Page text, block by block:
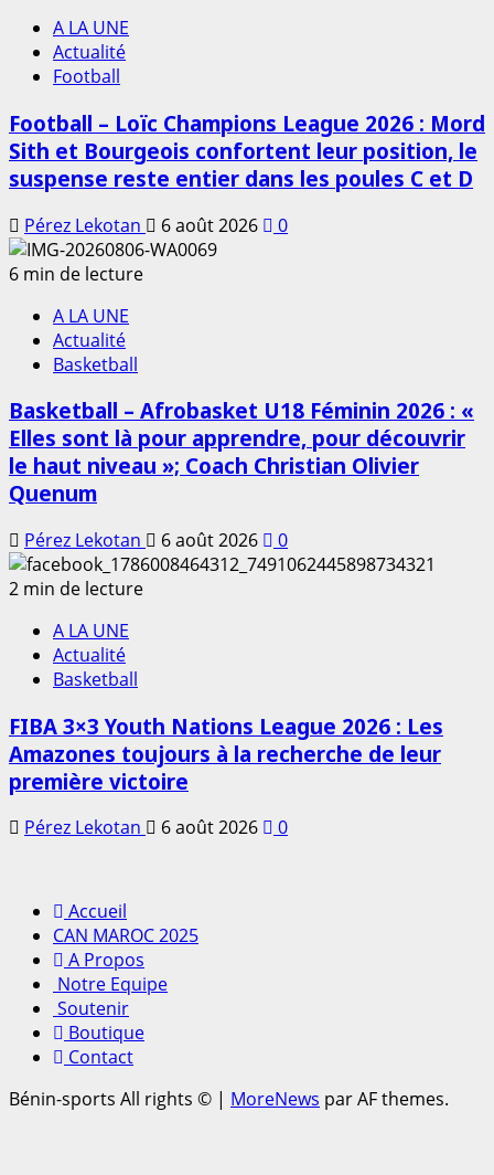
A LA UNE
Actualité
Football
Football – Loïc Champions League 2026 : Mord
Sith et Bourgeois confortent leur position, le
suspense reste entier dans les poules C et D
Pérez Lekotan 6 août 2026
0
6 min de lecture
A LA UNE
Actualité
Basketball
Basketball – Afrobasket U18 Féminin 2026 : «
Elles sont là pour apprendre, pour découvrir
le haut niveau »; Coach Christian Olivier
Quenum
Pérez Lekotan 6 août 2026
0
2 min de lecture
A LA UNE
Actualité
Basketball
FIBA 3×3 Youth Nations League 2026 : Les
Amazones toujours à la recherche de leur
première victoire
Pérez Lekotan 6 août 2026 0
Accueil
CAN MAROC 2025
A Propos
Notre Equipe
Soutenir
Boutique
Contact
Bénin-sports All rights © | MoreNews par AF themes.